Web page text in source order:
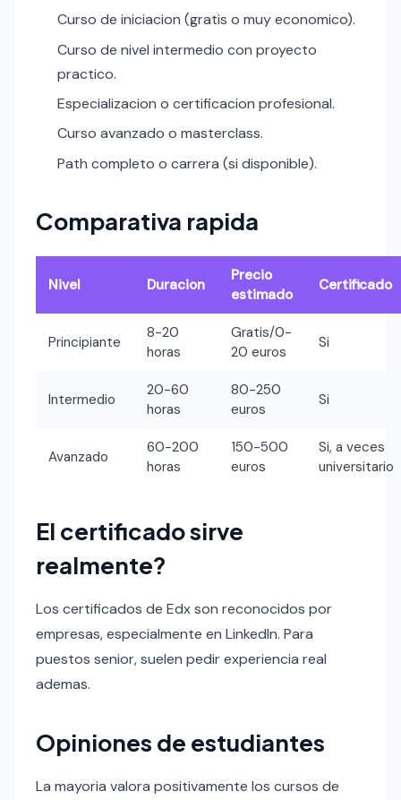
Curso de iniciacion (gratis o muy economico).
Curso de nivel intermedio con proyecto
practico.
Especializacion o certificacion profesional.
Curso avanzado o masterclass.
Path completo o carrera (si disponible).
Comparativa rapida
Nivel Duracion
Precio
estimado
Certificado
Principiante
8-20
horas
Gratis/0-
20 euros
Si
Intermedio
20-60
horas
80-250
euros
Si
Avanzado
60-200
horas
150-500
euros
Si, a veces
universitario
El certificado sirve
realmente?
Los certificados de Edx son reconocidos por
empresas, especialmente en LinkedIn. Para
puestos senior, suelen pedir experiencia real
ademas.
Opiniones de estudiantes
La mayoria valora positivamente los cursos de